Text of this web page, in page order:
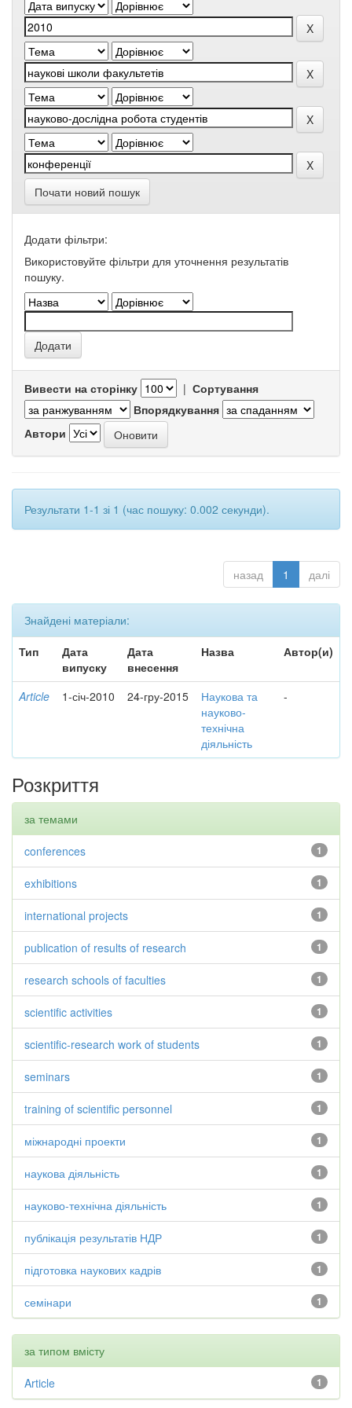
Почати новий пошук
Додати фільтри:
Використовуйте фільтри для уточнення результатів
пошуку.
Вивести на сторінку | Сортування
Впорядкування
Автори
Результати 1-1 зі 1 (час пошуку: 0.002 секунди).
назад 1 далі
Знайдені матеріали:
Тип
Дата
випуску
Дата
внесення
Назва Автор(и)
Article 1-січ-2010 24-гру-2015
Наукова та
науково-
технічна
діяльність
-
Розкриття
за темами
1
conferences
1
exhibitions
1
international projects
1
publication of results of research
1
research schools of faculties
1
scientific activities
1
scientific-research work of students
1
seminars
1
training of scientific personnel
1
міжнародні проекти
1
наукова діяльність
1
науково-технічна діяльність
1
публікація результатів НДР
1
підготовка наукових кадрів
1
семінари
за типом вмісту
1
Article